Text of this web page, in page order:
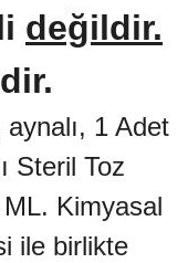
değildir.
1 Adet
Steril Toz
Kimyasal
ile birlikte